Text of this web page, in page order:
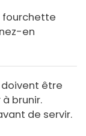
fourchette
en
doivent être
brunir.
de servir.